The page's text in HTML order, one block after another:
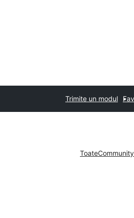
Trimite un modul
ToateCommunity